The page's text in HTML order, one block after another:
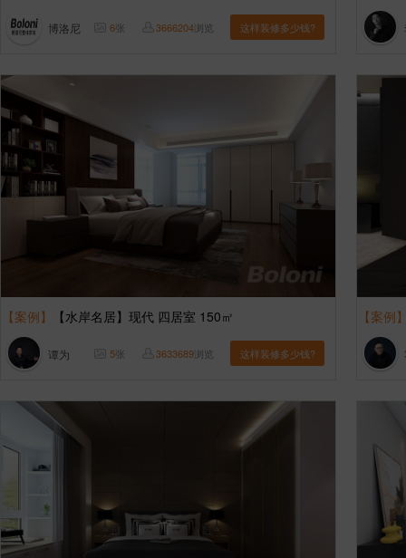
博洛尼 6张 3666204浏览 这样装修多少钱?
【案例】 【水岸名居】现代 四居室 150㎡
谭为 5张 3633689浏览 这样装修多少钱?
【案例